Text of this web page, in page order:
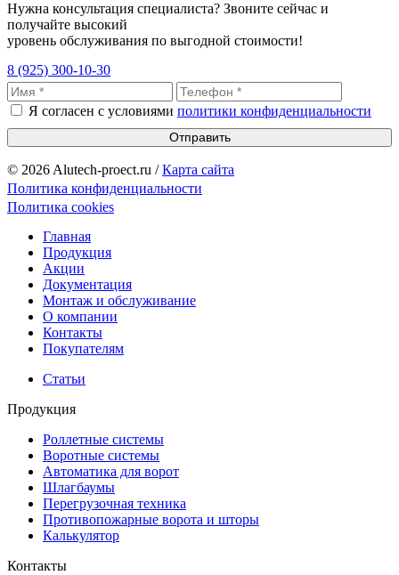
Нужна консультация специалиста? Звоните сейчас и
получайте высокий
уровень обслуживания по выгодной стоимости!
8 (925) 300-10-30
Я согласен с условиями политики конфиденциальности
Отправить
© 2026 Alutech-proect.ru /Карта сайта
Политика конфиденциальности
Политика cookies
Главная
Продукция
Акции
Документация
Монтаж и обслуживание
О компании
Контакты
Покупателям
Статьи
Продукция
Роллетные системы
Воротные системы
Автоматика для ворот
Шлагбаумы
Перегрузочная техника
Противопожарные ворота и шторы
Калькулятор
Контакты